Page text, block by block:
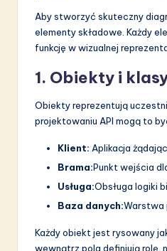
Aby stworzyć skuteczny
elementy składowe. Każdy
funkcję w wizualnej
1. Obiekty i
Obiekty reprezentują
projektowaniu API mogą to
Klient: Aplikacja
Brama:Punkt wejścia
Usługa:Obsługa logiki
Baza danych:Warstwa
Każdy obiekt jest rysowany
wewnątrz pola definiują rolę,